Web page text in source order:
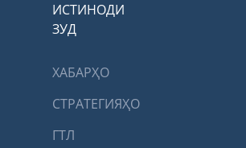
ИСТИНОДИ
ЗУД
ХАБАРҲО
СТРАТЕГИЯҲО
ГТЛ